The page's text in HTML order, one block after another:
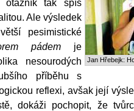
Jan Hřebejk:
otazník tak spíš
Ale výsledek
pesimistické
pádem je
nesourodých
příběhu s
reflexi, avšak její
dokáži pochopit, že